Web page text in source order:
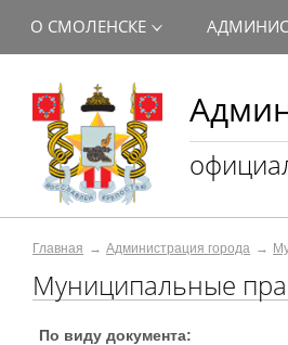
О СМОЛЕНСКЕ
Главная Администрация города
Муниципальные
По виду документа: